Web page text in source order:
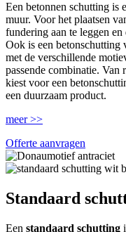
Een betonnen schutting is
muur. Voor het plaatsen
fundering aan te leggen
Ook is een betonschutting
met de verschillende
passende combinatie. Van
kiest voor een
een duurzaam product.
meer >>
Offerte aanvragen
Standaard
Een standaard schutting